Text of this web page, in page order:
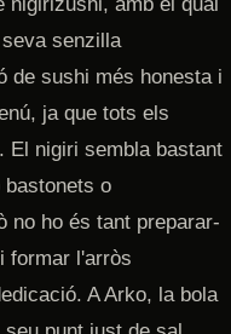
senzilla
de sushi més honesta i
ja que tots els
El nigiri sembla bastant
o
ho és tant preparar-
formar l'arròs
A Arko, la bola